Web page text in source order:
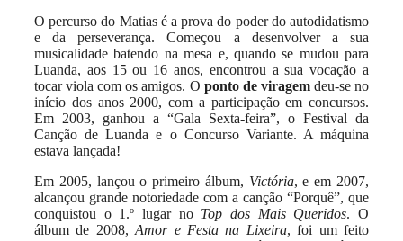
O percurso do Matias é a prova do poder do autodidatismo
e da perseverança. Começou a desenvolver a sua
musicalidade batendo na mesa e, quando se mudou para
Luanda, aos 15 ou 16 anos, encontrou a sua vocação a
tocar viola com os amigos. O ponto de viragemdeu-se no
início dos anos 2000, com a participação em concursos.
Em 2003, ganhou a “Gala Sexta-feira”, o Festival da
Canção de Luanda e o Concurso Variante. A máquina
estava lançada!
Em 2005, lançou o primeiro álbum, Victória, e em 2007,
alcançou grande notoriedade com a canção “Porquê”, que
conquistou o 1.º lugar no Top dos Mais Queridos. O
álbum de 2008,Amor e Festa na Lixeira, foi um feito